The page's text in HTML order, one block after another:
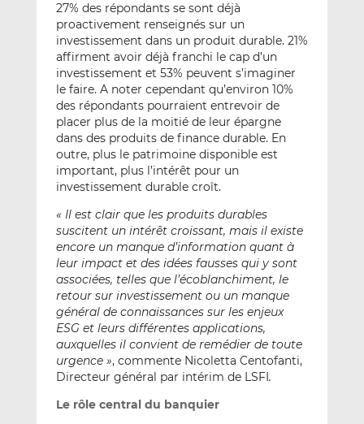
27% des répondants se sont déjà
proactivement renseignés sur un
investissement dans un produit durable. 21%
affirment avoir déjà franchi le cap d’un
investissement et 53% peuvent s’imaginer
le faire. A noter cependant qu’environ 10%
des répondants pourraient entrevoir de
placer plus de la moitié de leur épargne
dans des produits de finance durable. En
outre, plus le patrimoine disponible est
important, plus l’intérêt pour un
investissement durable croît.
« Il est clair que les produits durables
suscitent un intérêt croissant, mais il existe
encore un manque d’information quant à
leur impact et des idées fausses qui y sont
associées, telles que l’écoblanchiment, le
retour sur investissement ou un manque
général de connaissances sur les enjeux
ESG et leurs différentes applications,
auxquelles il convient de remédier de toute
urgence », commente Nicoletta Centofanti,
Directeur général par intérim de LSFI .
Le rôle central du banquier